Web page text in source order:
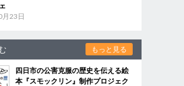
23日
もっと見る
四日市の公害克服の歴史を伝える絵
本『スモックリン』制作プロジェク